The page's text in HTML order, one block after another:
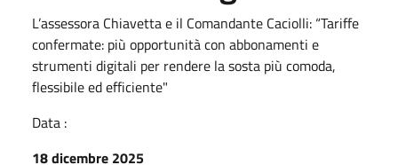
L’assessora Chiavetta e il Comandante Caciolli: “Tariffe
confermate: più opportunità con abbonamenti e
strumenti digitali per rendere la sosta più comoda,
flessibile ed efficiente"
Data :
18 dicembre 2025